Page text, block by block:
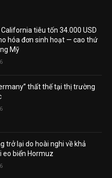
California tiêu tốn 34.000 USD
hóa đơn sinh hoạt — cao thứ
Mỹ
thất thế tại thị trường
trở lại do hoài nghi về khả
eo biển Hormuz